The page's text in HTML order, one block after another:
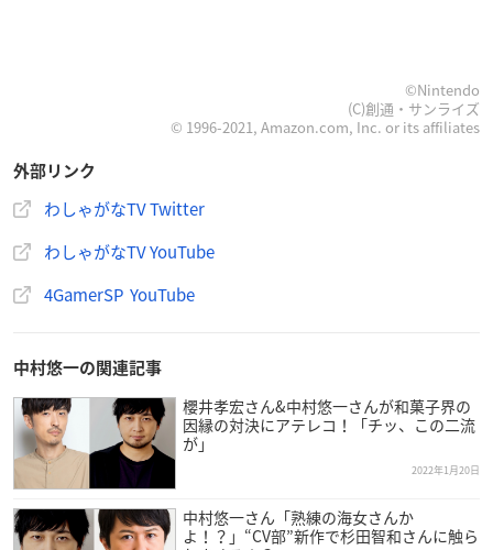
©Nintendo
(C)創通・サンライズ
© 1996-2021, Amazon.com, Inc. or its affiliates
外部リンク
わしゃがなTV Twitter
わしゃがなTV YouTube
4GamerSP YouTube
中村悠一の関連記事
櫻井孝宏さん&中村悠一さんが和菓子界の
因縁の対決にアテレコ！「チッ、この二流
が」
2022年1月20日
中村悠一さん「熟練の海女さんか
よ！？」“CV部”新作で杉田智和さんに触ら